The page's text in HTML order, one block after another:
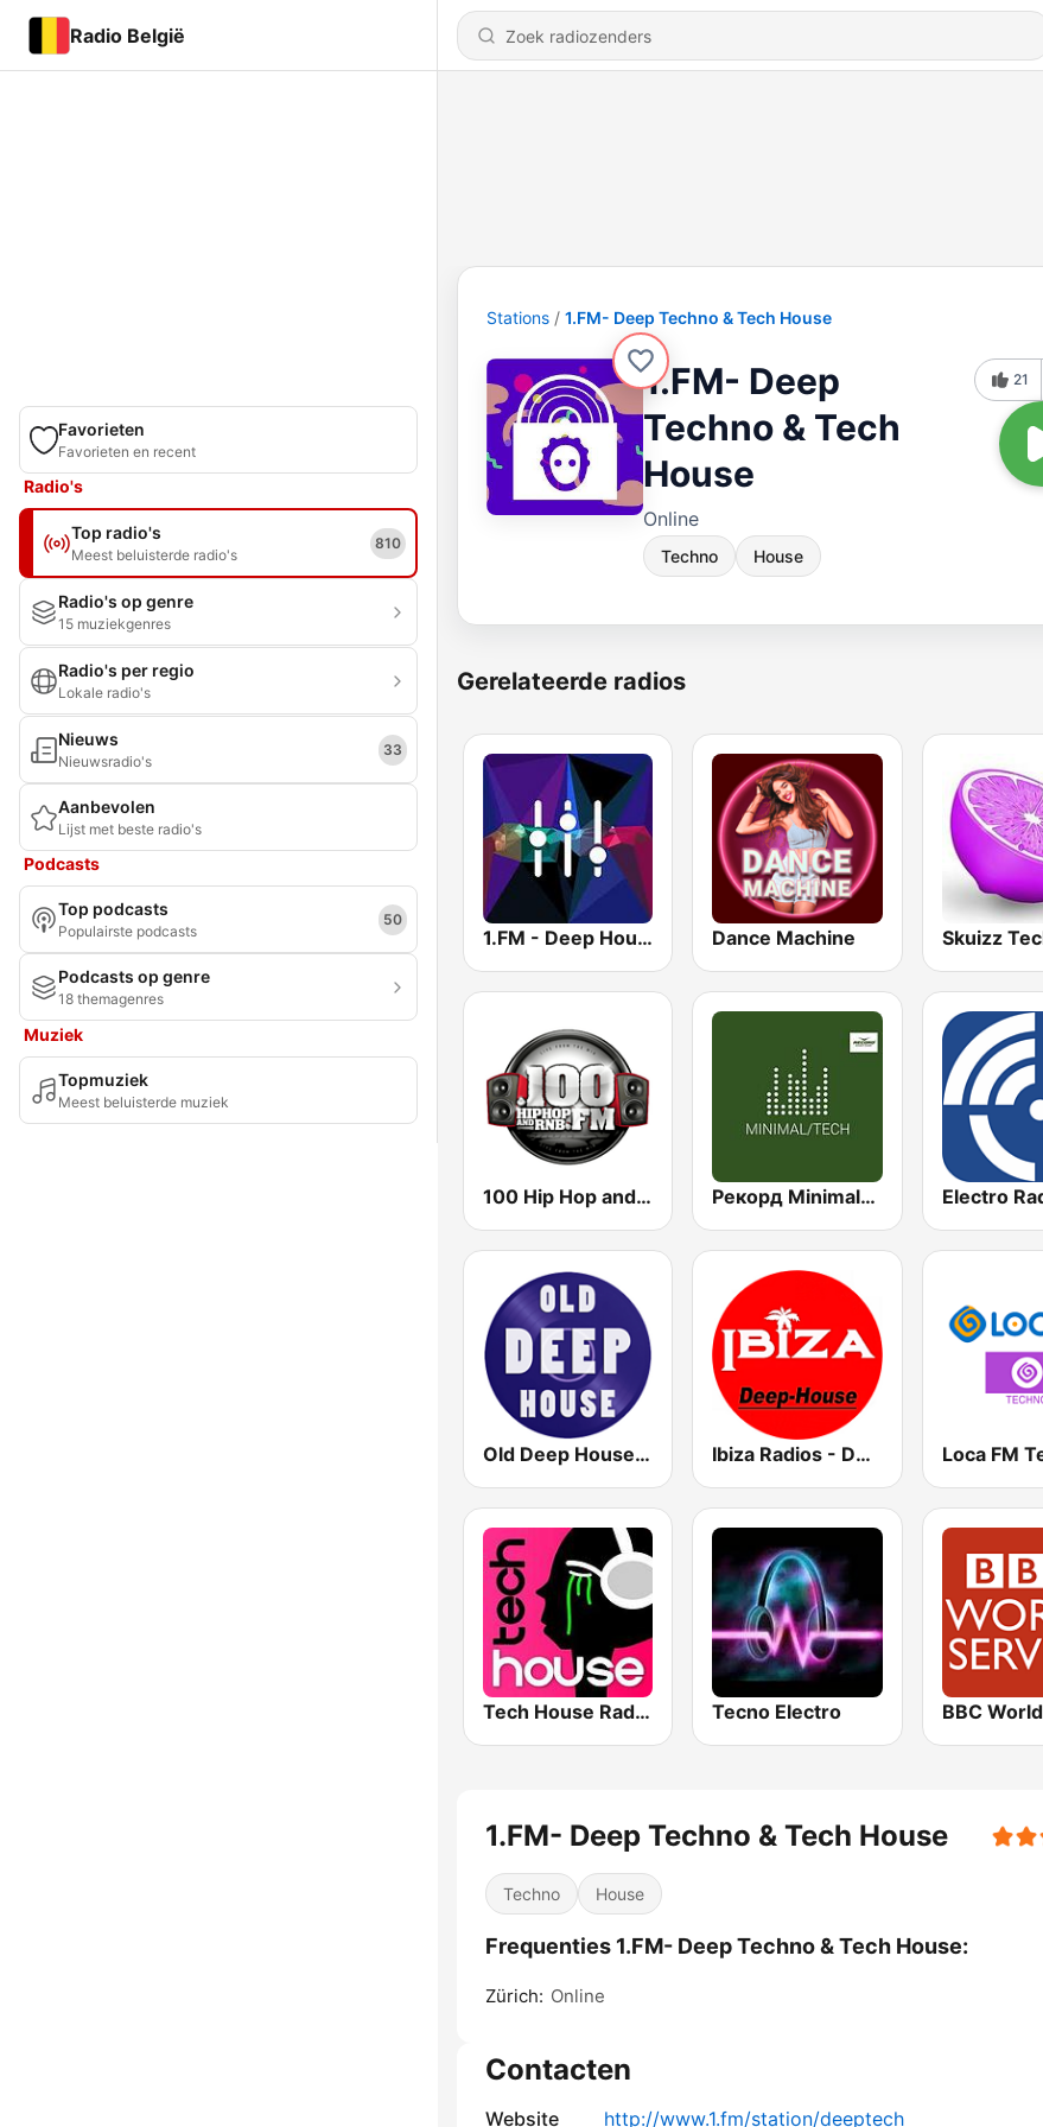
Radio België
Favorieten
Favorieten en recent
Radio's
Top radio's
Meest beluisterde radio's
810
Radio's op genre
15 muziekgenres
Radio's per regio
Lokale radio's
Nieuws
Nieuwsradio's
33
Aanbevolen
Lijst met beste radio's
Podcasts
Top podcasts
Populairste podcasts
50
Podcasts op genre
18 themagenres
Muziek
Topmuziek
Meest beluisterde muziek
Stations 1.FM- Deep Techno & Tech House
1.FM- Deep
Techno & Tech
House
Online
Techno House
21
Gerelateerde radios
1.FM - Deep House Dance Machine
100 Hip Hop and RNB FM Рекорд Minimal/Tech (Record Minimal/Tech) Electro
Old Deep House Music Ibiza Radios - Deep House Loca FM
Tech House RadioSpinner Tecno Electro
1.FM- Deep Techno & Tech House
Techno House
Frequenties 1.FM- Deep Techno & Tech House:
Zürich: Online
Contacten
Website http://www.1.fm/station/deeptech